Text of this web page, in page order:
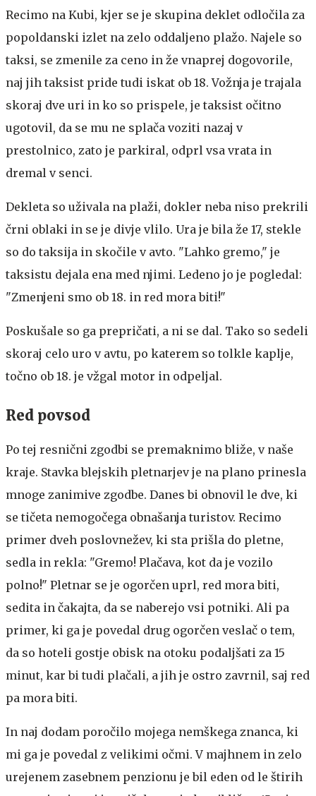
Recimo na Kubi, kjer se je skupina deklet odločila za
popoldanski izlet na zelo oddaljeno plažo. Najele so
taksi, se zmenile za ceno in že vnaprej dogovorile,
naj jih taksist pride tudi iskat ob 18. Vožnja je trajala
skoraj dve uri in ko so prispele, je taksist očitno
ugotovil, da se mu ne splača voziti nazaj v
prestolnico, zato je parkiral, odprl vsa vrata in
dremal v senci.
Dekleta so uživala na plaži, dokler neba niso prekrili
črni oblaki in se je divje vlilo. Ura je bila že 17, stekle
so do taksija in skočile v avto. "Lahko gremo," je
taksistu dejala ena med njimi. Ledeno jo je pogledal:
"Zmenjeni smo ob 18. in red mora biti!"
Poskušale so ga prepričati, a ni se dal. Tako so sedeli
skoraj celo uro v avtu, po katerem so tolkle kaplje,
točno ob 18. je vžgal motor in odpeljal.
Red povsod
Po tej resnični zgodbi se premaknimo bliže, v naše
kraje. Stavka blejskih pletnarjev je na plano prinesla
mnoge zanimive zgodbe. Danes bi obnovil le dve, ki
se tičeta nemogočega obnašanja turistov. Recimo
primer dveh poslovnežev, ki sta prišla do pletne,
sedla in rekla: "Gremo! Plačava, kot da je vozilo
polno!" Pletnar se je ogorčen uprl, red mora biti,
sedita in čakajta, da se naberejo vsi potniki. Ali pa
primer, ki ga je povedal drug ogorčen veslač o tem,
da so hoteli gostje obisk na otoku podaljšati za 15
minut, kar bi tudi plačali, a jih je ostro zavrnil, saj red
pa mora biti.
In naj dodam poročilo mojega nemškega znanca, ki
mi ga je povedal z velikimi očmi. V majhnem in zelo
urejenem zasebnem penzionu je bil eden od le štirih